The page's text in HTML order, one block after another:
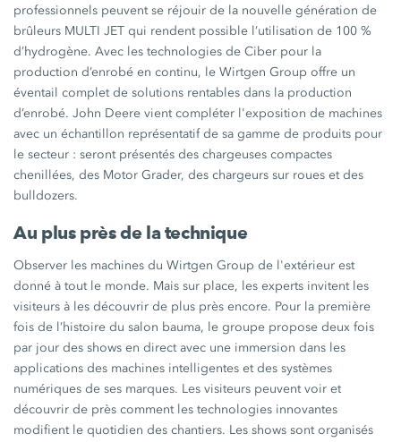
professionnels peuvent se réjouir de la nouvelle génération de
brûleurs MULTI JET qui rendent possible l’utilisation de 100 %
d’hydrogène. Avec les technologies de Ciber pour la
production d’enrobé en continu, leWirtgen Group offre un
éventail complet de solutions rentables dans la production
d’enrobé.John Deere vient compléter l'exposition de machines
avec un échantillon représentatif de sa gamme de produits pour
le secteur : seront présentés des chargeuses compactes
chenillées, des Motor Grader, des chargeurs sur roues et des
bulldozers.
Au plus près de la technique
Observer les machines duWirtgen Group de l'extérieur est
donné à tout le monde. Mais sur place, les experts invitent les
visiteurs à les découvrir de plus près encore. Pour la première
fois de l’histoire du salon bauma, le groupe propose deux fois
par jour des shows en direct avec une immersion dans les
applications des machines intelligentes et des systèmes
numériques de ses marques. Les visiteurs peuvent voir et
découvrir de près comment les technologies innovantes
modifient le quotidien des chantiers. Les shows sont organisés